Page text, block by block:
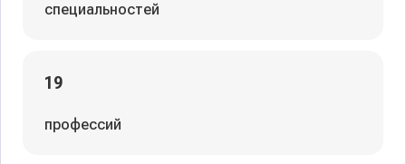
специальностей
19
профессий